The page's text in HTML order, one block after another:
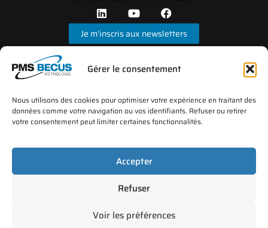
Gérer le consentement
Nous utilisons des cookies pour optimiser votre expérience en traitant des
données comme votre navigation ou vos identifiants. Refuser ou retirer
votre consentement peut limiter certaines fonctionnalités.
Accepter
Refuser
Voir les préférences
Je m'inscris aux newsletters
Mentions légales FAQ
Conditions générales de vente Politique de cookies (UE)